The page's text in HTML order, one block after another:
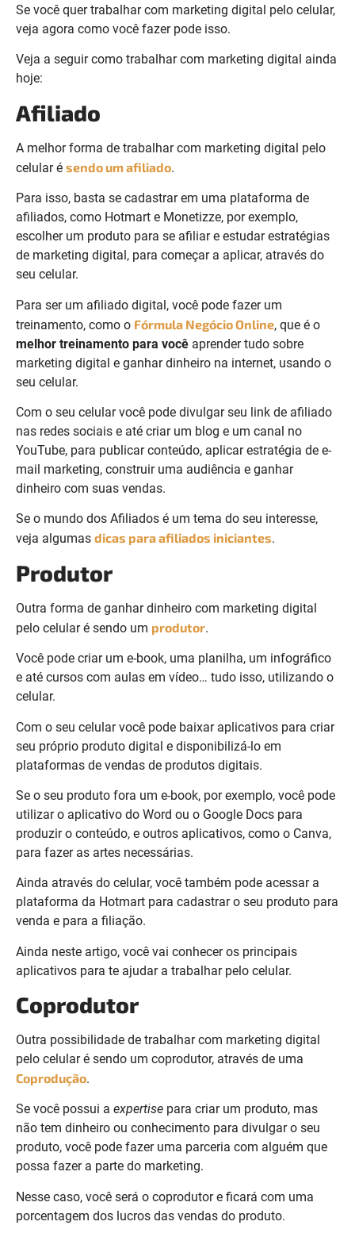
Se você quer trabalhar com marketing digital pelo celular,
veja agora como você fazer pode isso.
Veja a seguir como trabalhar com marketing digital ainda
hoje:
Afiliado
A melhor forma de trabalhar com marketing digital pelo
celular é sendo um afiliado.
Para isso, basta se cadastrar em uma plataforma de
afiliados, como Hotmart e Monetizze, por exemplo,
escolher um produto para se afiliar e estudar estratégias
de marketing digital, para começar a aplicar, através do
seu celular.
Para ser um afiliado digital, você pode fazer um
treinamento, como o Fórmula Negócio Online, que é o
melhor treinamento para você aprender tudo sobre
marketing digital e ganhar dinheiro na internet, usando o
seu celular.
Com o seu celular você pode divulgar seu link de afiliado
nas redes sociais e até criar um blog e um canal no
YouTube, para publicar conteúdo, aplicar estratégia de e-
mail marketing, construir uma audiência e ganhar
dinheiro com suas vendas.
Se o mundo dos Afiliados é um tema do seu interesse,
veja algumas dicas para afiliados iniciantes.
Produtor
Outra forma de ganhar dinheiro com marketing digital
pelo celular é sendo um produtor.
Você pode criar um e-book, uma planilha, um infográfico
e até cursos com aulas em vídeo… tudo isso, utilizando o
celular.
Com o seu celular você pode baixar aplicativos para criar
seu próprio produto digital e disponibilizá-lo em
plataformas de vendas de produtos digitais.
Se o seu produto fora um e-book, por exemplo, você pode
utilizar o aplicativo do Word ou o Google Docs para
produzir o conteúdo, e outros aplicativos, como o Canva,
para fazer as artes necessárias.
Ainda através do celular, você também pode acessar a
plataforma da Hotmart para cadastrar o seu produto para
venda e para a filiação.
Ainda neste artigo, você vai conhecer os principais
aplicativos para te ajudar a trabalhar pelo celular.
Coprodutor
Outra possibilidade de trabalhar com marketing digital
pelo celular é sendo um coprodutor, através de uma
Coprodução.
Se você possui a expertise para criar um produto, mas
não tem dinheiro ou conhecimento para divulgar o seu
produto, você pode fazer uma parceria com alguém que
possa fazer a parte do marketing.
Nesse caso, você será o coprodutor e ficará com uma
porcentagem dos lucros das vendas do produto.